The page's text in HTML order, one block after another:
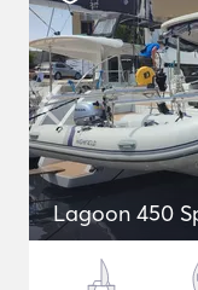
Lagoon 450